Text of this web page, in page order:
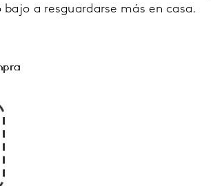
a resguardarse más en casa.